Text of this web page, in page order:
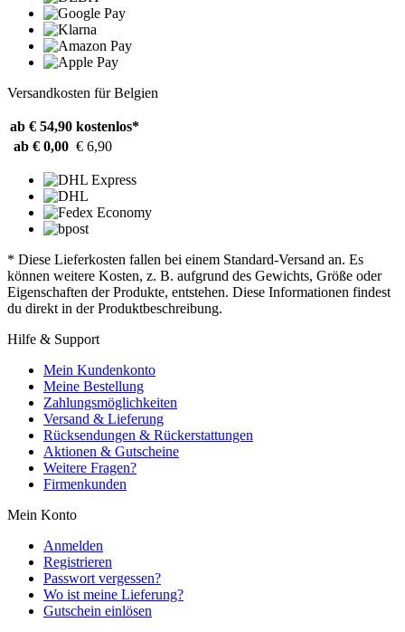
Versandkosten für Belgien
ab € 54,90 kostenlos*
ab € 0,00 € 6,90
* Diese Lieferkosten fallen bei einem Standard-Versand an. Es
können weitere Kosten, z. B. aufgrund des Gewichts, Größe oder
Eigenschaften der Produkte, entstehen. Diese Informationen findest
du direkt in der Produktbeschreibung.
Hilfe & Support
Mein Kundenkonto
Meine Bestellung
Zahlungsmöglichkeiten
Versand & Lieferung
Rücksendungen & Rückerstattungen
Aktionen & Gutscheine
Weitere Fragen?
Firmenkunden
Mein Konto
Anmelden
Registrieren
Passwort vergessen?
Wo ist meine Lieferung?
Gutschein einlösen